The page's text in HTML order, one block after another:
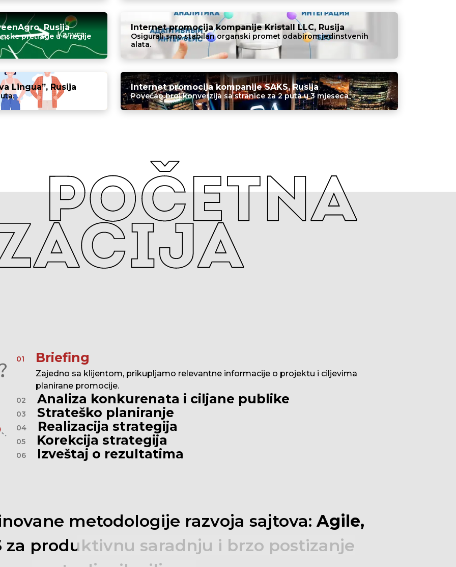
Rusija
pretrage u 4 regije
Internet promocija kompanije Kristall LLC, Rusija
Osigurali smo stabilan organski promet odabirom jedinstvenih
alata.
Lingua”, Rusija Internet promocija kompanije SAKS, Rusija
Povećao broj konverzija sa stranice za 2 puta u 3 mjeseca
01 Briefing
Zajedno sa klijentom, prikupljamo relevantne informacije o projektu i ciljevima
planirane promocije.
02 Analiza konkurenata i ciljane publike
03 Strateško planiranje
04 Realizacija strategija
05 Korekcija strategija
06 Izveštaj o rezultatima
metodologije razvoja sajtova: Agile,
za produktivnu saradnju i brzo postizanje